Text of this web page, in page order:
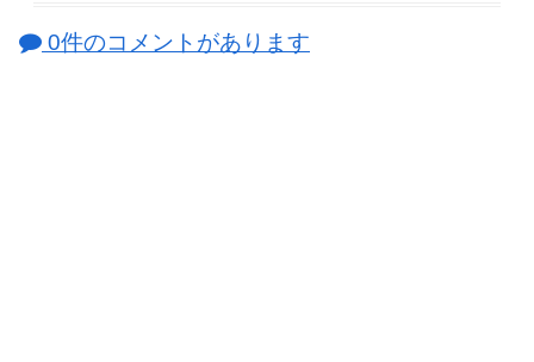
0件のコメントがあります